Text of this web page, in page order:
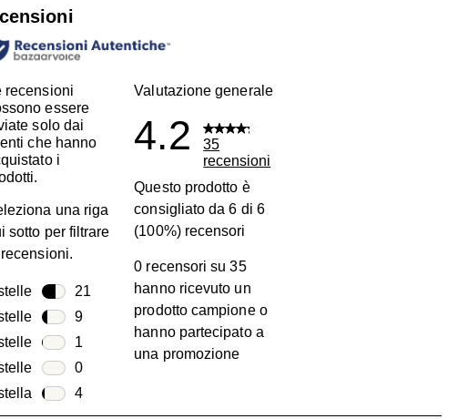
recensioni
essere
solo dai
che hanno
i
una riga
sotto per filtrare
recensioni.
stelle 21
21 recensioni con 5 stelle.
stelle 9
9 recensioni con 4 stelle.
stelle
1
1 recensione con 3 stelle.
stelle 0
0 recensioni con 2 stelle.
stelle 4
4 recensioni con 1 stella.
Valutazione generale
4.2
35
recensioni
Questo prodotto è
consigliato da 6 di 6
(100%) recensori
0 recensori su 35
hanno ricevuto un
prodotto campione o
hanno partecipato a
una promozione